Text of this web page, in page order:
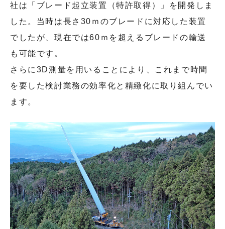
社は「ブレード起立装置（特許取得）」を開発しま
した。当時は長さ30ｍのブレードに対応した装置
でしたが、現在では60ｍを超えるブレードの輸送
も可能です。
さらに3D測量を用いることにより、これまで時間
を要した検討業務の効率化と精緻化に取り組んでい
ます。